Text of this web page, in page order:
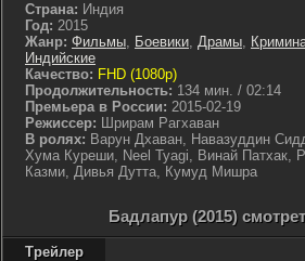
Страна: Индия
Год: 2015
Жанр: Фильмы, Боевики, Драмы,
Индийские
Качество: FHD (1080p)
Продолжительность: 134 мин. / 02:14
Премьера в России: 2015-02-19
Режиссер: Шрирам Рагхаван
В ролях: Варун Дхаван, Навазуддин
Хума Куреши, Neel Tyagi, Винай Патхак,
Казми, Дивья Дутта, Кумуд Мишра
Бадлапур (2015)
Трейлер